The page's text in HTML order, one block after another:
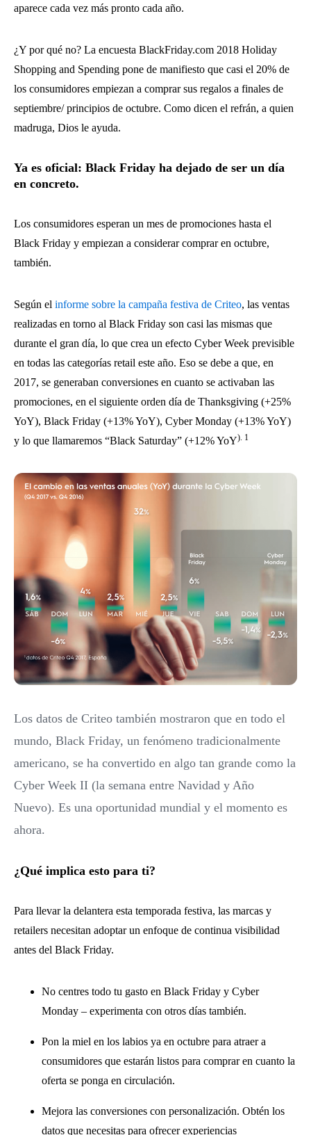
aparece cada vez más pronto cada año.
¿Y por qué no? La encuesta BlackFriday.com 2018 Holiday
Shopping and Spending pone de manifiesto que casi el 20% de
los consumidores empiezan a comprar sus regalos a finales de
septiembre/ principios de octubre. Como dicen el refrán, a quien
madruga, Dios le ayuda.
Ya es oficial: Black Friday ha dejado de ser un día
en concreto.
Los consumidores esperan un mes de promociones hasta el
Black Friday y empiezan a considerar comprar en octubre,
también.
Según el informe sobre la campaña festiva de Criteo, las ventas
realizadas en torno al Black Friday son casi las mismas que
durante el gran día, lo que crea un efecto Cyber Week previsible
en todas las categorías retail este año. Eso se debe a que, en
2017, se generaban conversiones en cuanto se activaban las
promociones, en el siguiente orden día de Thanksgiving (+25%
YoY), Black Friday (+13% YoY), Cyber Monday (+13% YoY)
y lo que llamaremos “Black Saturday” (+12% YoY). 1
Los datos de Criteo también mostraron que en todo el
mundo, Black Friday, un fenómeno tradicionalmente
americano, se ha convertido en algo tan grande como la
Cyber Week II (la semana entre Navidad y Año
Nuevo). Es una oportunidad mundial y el momento es
ahora.
¿Qué implica esto para ti?
Para llevar la delantera esta temporada festiva, las marcas y
retailers necesitan adoptar un enfoque de continua visibilidad
antes del Black Friday.
No centres todo tu gasto en Black Friday y Cyber
Monday – experimenta con otros días también.
Pon la miel en los labios ya en octubre para atraer a
consumidores que estarán listos para comprar en cuanto la
oferta se ponga en circulación.
Mejora las conversiones con personalización. Obtén los
datos que necesitas para ofrecer experiencias